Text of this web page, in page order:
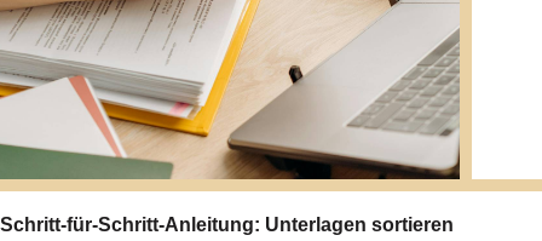
Schritt-für-Schritt-Anleitung: Unterlagen sortieren